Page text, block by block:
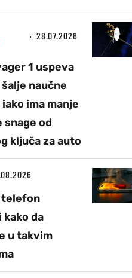
28.07.2026
1 uspeva
naučne
ima manje
snage od
ključa za auto
telefon
kako da
u takvim